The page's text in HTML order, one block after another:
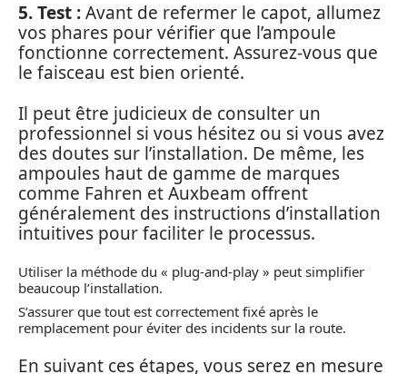
5. Test :Avant de refermer le capot, allumez
vos phares pour vérifier que l’ampoule
fonctionne correctement. Assurez-vous que
le faisceau est bien orienté.
Il peut être judicieux de consulter un
professionnel si vous hésitez ou si vous avez
des doutes sur l’installation. De même, les
ampoules haut de gamme de marques
comme Fahren et Auxbeam offrent
généralement des instructions d’installation
intuitives pour faciliter le processus.
Utiliser la méthode du « plug-and-play » peut simplifier
beaucoup l’installation.
S’assurer que tout est correctement fixé après le
remplacement pour éviter des incidents sur la route.
En suivant ces étapes, vous serez en mesure